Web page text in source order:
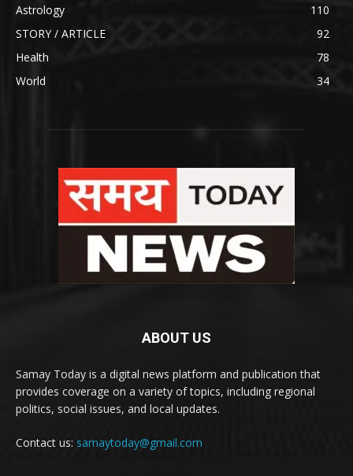
Astrology
110
STORY / ARTICLE
92
Health
78
World
34
ABOUT US
Samay Today is a digital news platform and publication that
provides coverage on a variety of topics, including regional
politics, social issues, and local updates.
Contact us: samaytoday@gmail.com